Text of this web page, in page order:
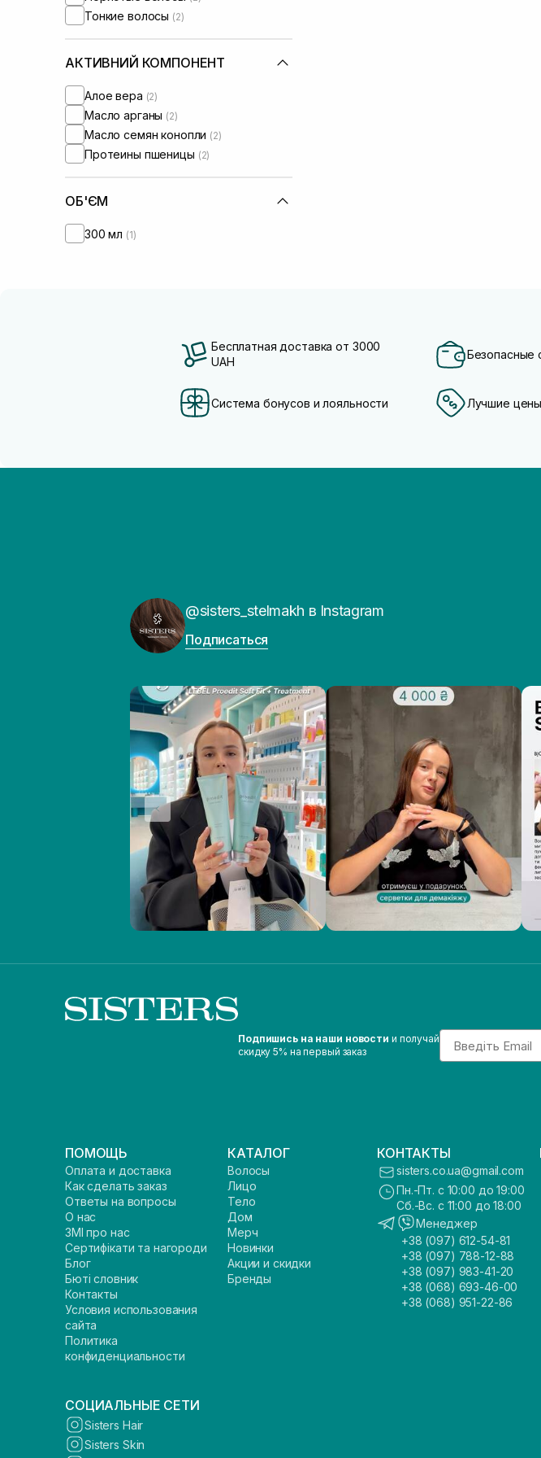
Тонкие волосы (2)
АКТИВНИЙ КОМПОНЕНТ
Алое вера (2)
Масло арганы (2)
Масло семян конопли (2)
Протеины пшеницы (2)
ОБ'ЄМ
300 мл (1)
Бесплатная доставка от 3000
UAH
Безопасные
Система бонусов и лояльности Лучшие
@sisters_stelmakh в Instagram
Подписаться
Подпишись на наши новости и получай
скидку 5% на первый заказ
Email
ПОМОЩЬ
Оплата и доставка
Как сделать заказ
Ответы на вопросы
О нас
ЗМІ про нас
Сертифікати та нагороди
Блог
Бюті словник
Контакты
Условия использования
сайта
Политика
конфиденциальности
КАТАЛОГ
Волосы
Лицо
Тело
Дом
Мерч
Новинки
Акции и скидки
Бренды
КОНТАКТЫ
sisters.co.ua@gmail.com
Пн.-Пт. с 10:00 до 19:00
Сб.-Вс. с 11:00 до 18:00
Менеджер
+38 (097) 612-54-81
+38 (097) 788-12-88
+38 (097) 983-41-20
+38 (068) 693-46-00
+38 (068) 951-22-86
СОЦИАЛЬНЫЕ СЕТИ
Sisters Hair
Sisters Skin